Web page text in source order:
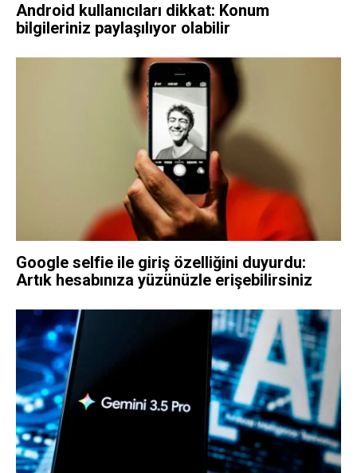
Android kullanıcıları dikkat: Konum
bilgileriniz paylaşılıyor olabilir
Google selfie ile giriş özelliğini duyurdu:
Artık hesabınıza yüzünüzle erişebilirsiniz